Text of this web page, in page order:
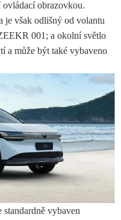
obrazovkou.
je však odlišný od volantu
001; a okolní světlo
a může být také vybaveno
vybaven